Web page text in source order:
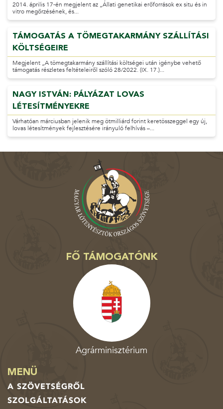
2014. április 17-én megjelent az „Állati genetikai erőforrások ex situ és in
vitro megőrzésének, és...
TÁMOGATÁS A TÖMEGTAKARMÁNY SZÁLLÍTÁSI
KÖLTSÉGEIRE
Megjelent „A tömegtakarmány szállítási költségei után igénybe vehető
támogatás részletes feltételeiről szóló 28/2022. (IX. 17.)...
NAGY ISTVÁN: PÁLYÁZAT LOVAS
LÉTESÍTMÉNYEKRE
Várhatóan márciusban jelenik meg ötmilliárd forint keretösszeggel egy új,
lovas létesítmények fejlesztésére irányuló felhívás –...
FŐ TÁMOGATÓNK
Agrárminisztérium
MENÜ
A SZÖVETSÉGRŐL
SZOLGÁLTATÁSOK